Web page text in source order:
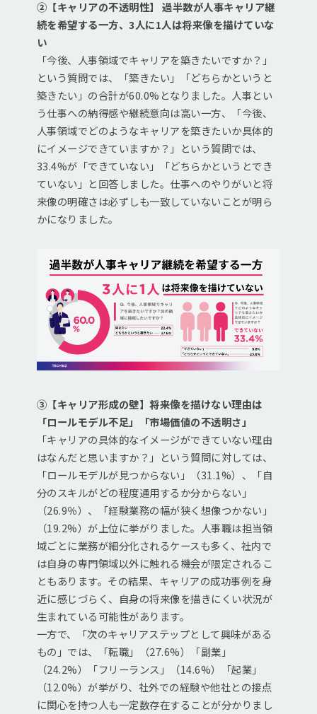
②【キャリアの不透明性】 過半数が人事キャリア継
続を希望する一方、3人に1人は将来像を描けていな
い
「今後、人事領域でキャリアを築きたいですか？」
という質問では、「築きたい」「どちらかというと
築きたい」の合計が60.0%となりました。人事とい
う仕事への納得感や継続意向は高い一方、「今後、
人事領域でどのようなキャリアを築きたいか具体的
にイメージできていますか？」という質問では、
33.4%が「できていない」「どちらかというとでき
ていない」と回答しました。仕事へのやりがいと将
来像の明確さは必ずしも一致していないことが明ら
かになりました。
③【キャリア形成の壁】将来像を描けない理由は
「ロールモデル不足」「市場価値の不透明さ」
「キャリアの具体的なイメージができていない理由
はなんだと思いますか？」という質問に対しては、
「ロールモデルが見つからない」（31.1%）、「自
分のスキルがどの程度通用するか分からない」
（26.9％）、「経験業務の幅が狭く想像つかない」
（19.2%）が上位に挙がりました。人事職は担当領
域ごとに業務が細分化されるケースも多く、社内で
は自身の専門領域以外に触れる機会が限定されるこ
ともあります。その結果、キャリアの成功事例を身
近に感じづらく、自身の将来像を描きにくい状況が
生まれている可能性があります。
一方で、「次のキャリアステップとして興味がある
もの」では、「転職」（27.6%）「副業」
（24.2%）「フリーランス」（14.6%）「起業」
（12.0%）が挙がり、社外での経験や他社との接点
に関心を持つ人も一定数存在することが分かりまし